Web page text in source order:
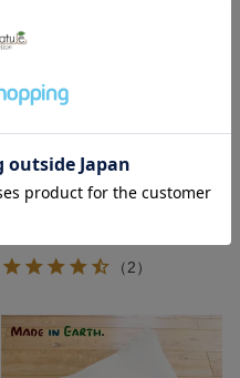
メイドインアース
オーガニックコットン まくら
きなり 43×63
（2）